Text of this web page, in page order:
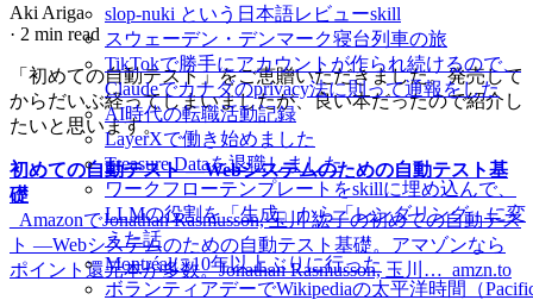
slop-nuki という日本語レビューskill
スウェーデン・デンマーク寝台列車の旅
TikTokで勝手にアカウントが作られ続けるので、
Claudeでカナダのprivacy法に則って通報をした
AI時代の転職活動記録
LayerXで働き始めました
Treasure Dataを退職しました
ワークフローテンプレートをskillに埋め込んで、
LLMの役割を「生成」から「レンダリング」に変
えた話
Montréalに10年以上ぶりに行った
ボランティアデーでWikipediaの太平洋時間（
Aki Ariga
· 2 min read
「初めての自動テスト」をご恵贈いただきました。発売して
からだいぶ経ってしまいましたが、良い本だったので紹介し
たいと思います。
初めての自動テスト ―Webシステムのための自動テスト基
礎
_AmazonでJonathan Rasmusson, 玉川 紘子の初めての自動テス
ト ―Webシステムのための自動テスト基礎。アマゾンなら
ポイント還元本が多数。Jonathan Rasmusson, 玉川…_amzn.to